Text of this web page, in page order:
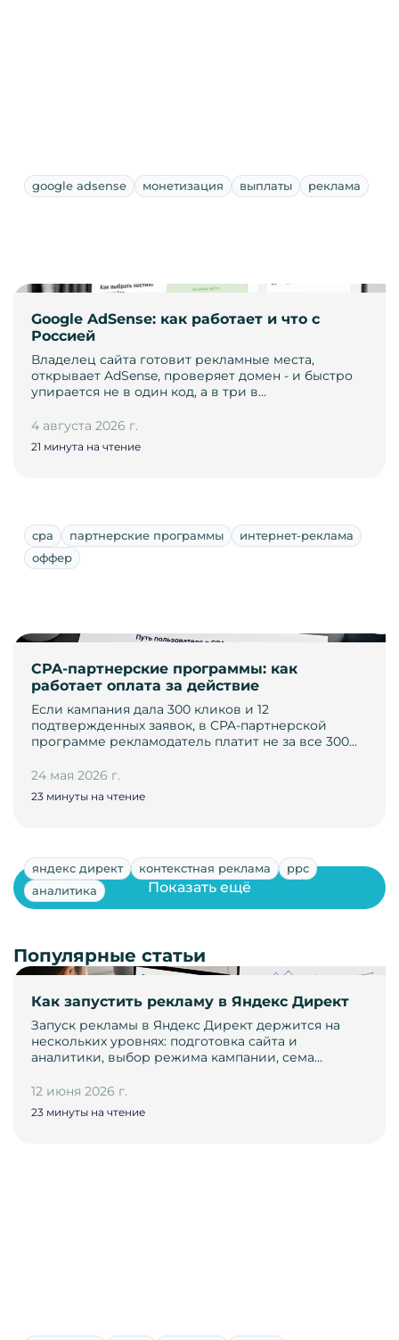
google adsense монетизация выплаты реклама
Google AdSense: как работает и что с
Россией
Владелец сайта готовит рекламные места,
открывает AdSense, проверяет домен - и быстро
упирается не в один код, а в три в…
4 августа 2026 г.
21 минута на чтение
cpa партнерские программы
интернет-реклама
оффер
CPA-партнерские программы: как
работает оплата за действие
Если кампания дала 300 кликов и 12
подтвержденных заявок, в CPA-партнерской
программе рекламодатель платит не за все 300…
24 мая 2026 г.
23 минуты на чтение
яндекс директ контекстная реклама
ppc
аналитика
Как запустить рекламу в Яндекс Директ
Запуск рекламы в Яндекс Директ держится на
нескольких уровнях: подготовка сайта и
аналитики, выбор режима кампании, сема…
12 июня 2026 г.
23 минуты на чтение
Показать ещё
Популярные статьи